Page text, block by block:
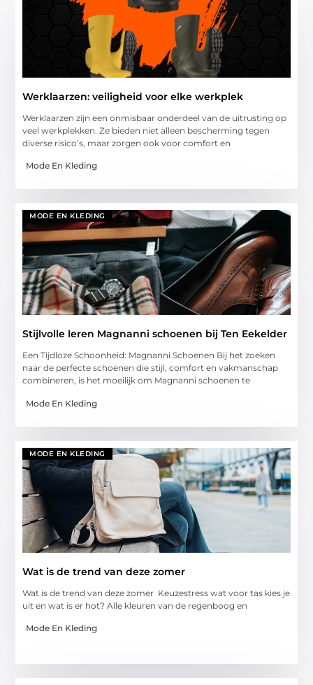
Werklaarzen: veiligheid voor elke werkplek
Werklaarzen zijn een onmisbaar onderdeel van de uitrusting op
veel werkplekken. Ze bieden niet alleen bescherming tegen
diverse risico’s, maar zorgen ook voor comfort en
Mode En Kleding
MODE EN KLEDING
Stijlvolle leren Magnanni schoenen bij Ten Eekelder
Een Tijdloze Schoonheid: Magnanni Schoenen Bij het zoeken
naar de perfecte schoenen die stijl, comfort en vakmanschap
combineren, is het moeilijk om Magnanni schoenen te
Mode En Kleding
MODE EN KLEDING
Wat is de trend van deze zomer
Wat is de trend van deze zomer Keuzestress wat voor tas kies je
uit en wat is er hot? Alle kleuren van de regenboog en
Mode En Kleding